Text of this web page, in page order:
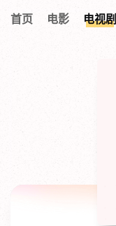
首页 电影 电视剧